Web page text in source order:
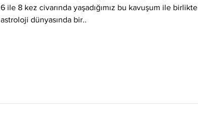
6 ile 8 kez civarında yaşadığımız bu kavuşum ile birlikte
astroloji dünyasında bir..